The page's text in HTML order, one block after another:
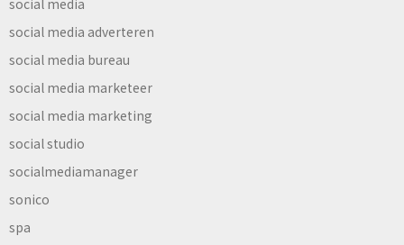
social media
social media adverteren
social media bureau
social media marketeer
social media marketing
social studio
socialmediamanager
sonico
spa